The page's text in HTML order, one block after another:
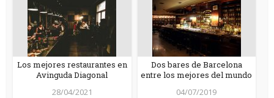
Los mejores restaurantes en
Avinguda Diagonal
28/04/2021
Dos bares de Barcelona
entre los mejores del mundo
04/07/2019